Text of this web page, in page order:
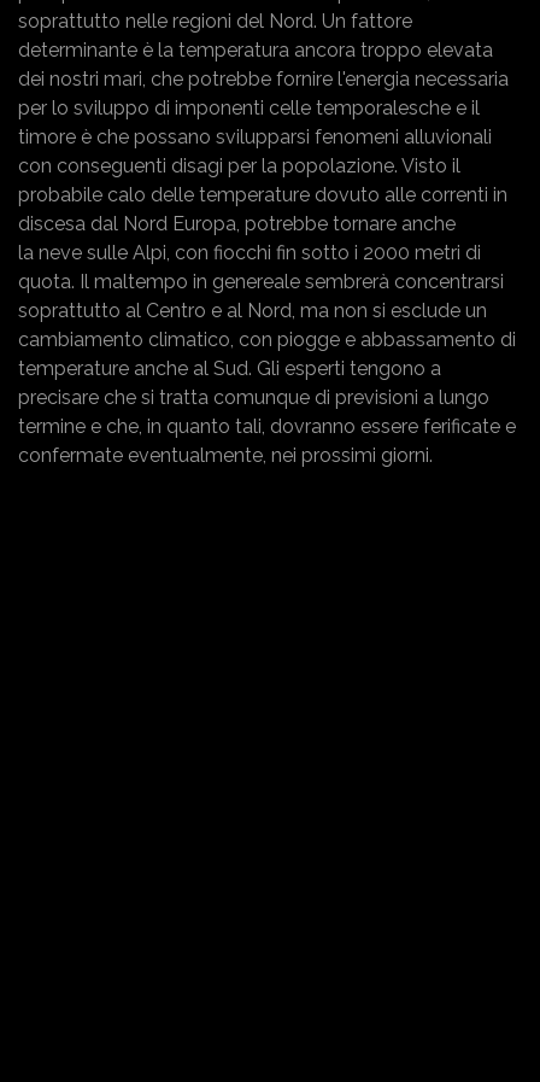
soprattutto nelle regioni del Nord. Un fattore
determinante è la temperatura ancora troppo elevata
dei nostri mari, che potrebbe fornire l'energia necessaria
per lo sviluppo di imponenti celle temporalesche e il
timore è che possano svilupparsi fenomeni alluvionali
con conseguenti disagi per la popolazione. Visto il
probabile calo delle temperature dovuto alle correnti in
discesa dal Nord Europa, potrebbe tornare anche
la neve sulle Alpi, con fiocchi fin sotto i 2000 metri di
quota. Il maltempo in genereale sembrerà concentrarsi
soprattutto al Centro e al Nord, ma non si esclude un
cambiamento climatico, con piogge e abbassamento di
temperature anche al Sud. Gli esperti tengono a
precisare che si tratta comunque di previsioni a lungo
termine e che, in quanto tali, dovranno essere ferificate e
confermate eventualmente, nei prossimi giorni.